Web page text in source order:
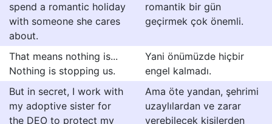
spend a romantic holiday
with someone she cares
about.
romantik bir gün
geçirmek çok önemli.
That means nothing is...
Nothing is stopping us.
Yani önümüzde hiçbir
engel kalmadı.
But in secret, I work with
my adoptive sister for
the DEO to protect my
Ama öte yandan, şehrimi
uzaylılardan ve zarar
verebilecek kişilerden